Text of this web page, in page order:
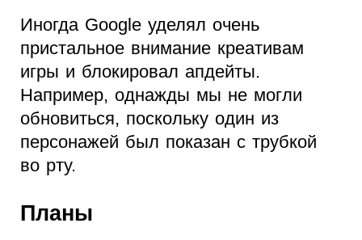
Иногда Google уделял очень
пристальное внимание креативам
игры и блокировал апдейты.
Например, однажды мы не могли
обновиться, поскольку один из
персонажей был показан с трубкой
во рту.
Планы